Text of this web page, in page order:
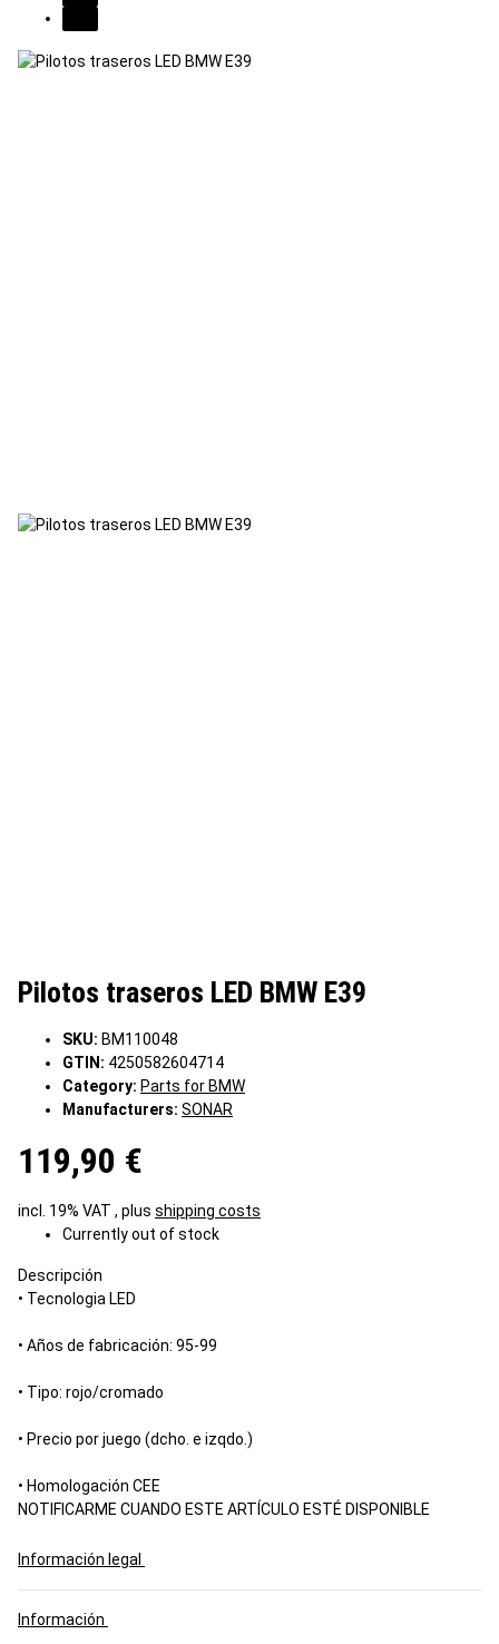
Pilotos traseros LED BMW E39
SKU: BM110048
GTIN: 4250582604714
Category: Parts for BMW
Manufacturers: SONAR
119,90 €
incl. 19% VAT , plus shipping costs
Currently out of stock
Descripción
• Tecnologia LED
• Años de fabricación: 95-99
• Tipo: rojo/cromado
• Precio por juego (dcho. e izqdo.)
• Homologación CEE
NOTIFICARME CUANDO ESTE ARTÍCULO ESTÉ DISPONIBLE
Información legal
Información